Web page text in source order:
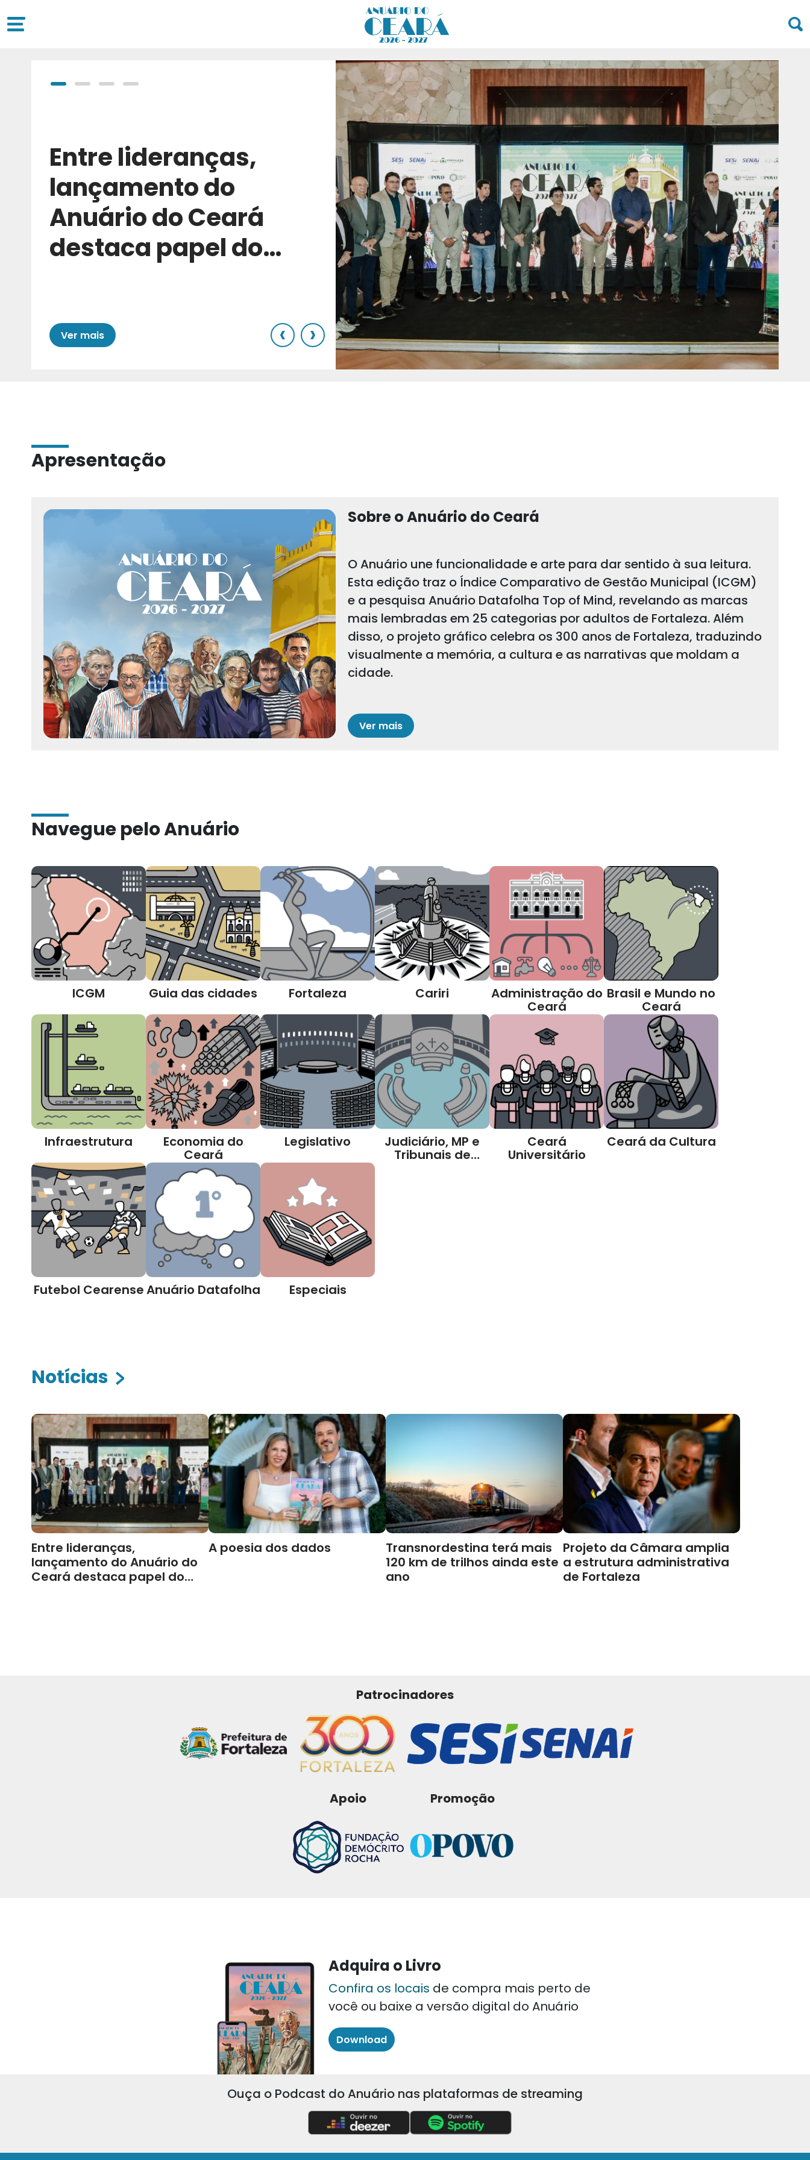
Entre lideranças,
lançamento do
Anuário do Ceará
destaca papel do
Ver mais ‹ ›
Apresentação
Sobre o Anuário do Ceará
O Anuário une funcionalidade e arte para dar sentido à sua leitura.
Esta edição traz o Índice Comparativo de Gestão Municipal (ICGM)
e a pesquisa Anuário Datafolha Top of Mind, revelando as marcas
mais lembradas em 25 categorias por adultos de Fortaleza. Além
disso, o projeto gráfico celebra os 300 anos de Fortaleza, traduzindo
visualmente a memória, a cultura e as narrativas que moldam a
cidade.
Ver mais
Navegue pelo Anuário
ICGM Guia das cidades Fortaleza Cariri Administração do
Ceará
Brasil e Mundo no
Ceará
Infraestrutura Economia do
Ceará
Legislativo Judiciário, MP e
Tribunais de
Ceará
Universitário
Ceará da Cultura
Futebol CearenseAnuário Datafolha Especiais
Notícias
Entre lideranças,
lançamento do Anuário do
Ceará destaca papel do
A poesia dos dados
Transnordestina terá mais
120 km de trilhos ainda este
ano
Projeto da Câmara amplia
a estrutura administrativa
de Fortaleza
Patrocinadores
Apoio Promoção
Adquira o Livro
Confira os locais de compra mais perto de
você ou baixe a versão digital do Anuário
Download
Ouça o Podcast do Anuário nas plataformas de streaming